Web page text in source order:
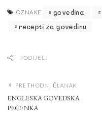
OZNAKE govedina
recepti za govedinu
PODIJELI
PRETHODNI ČLANAK
ENGLESKA GOVEDSKA
PEČENKA